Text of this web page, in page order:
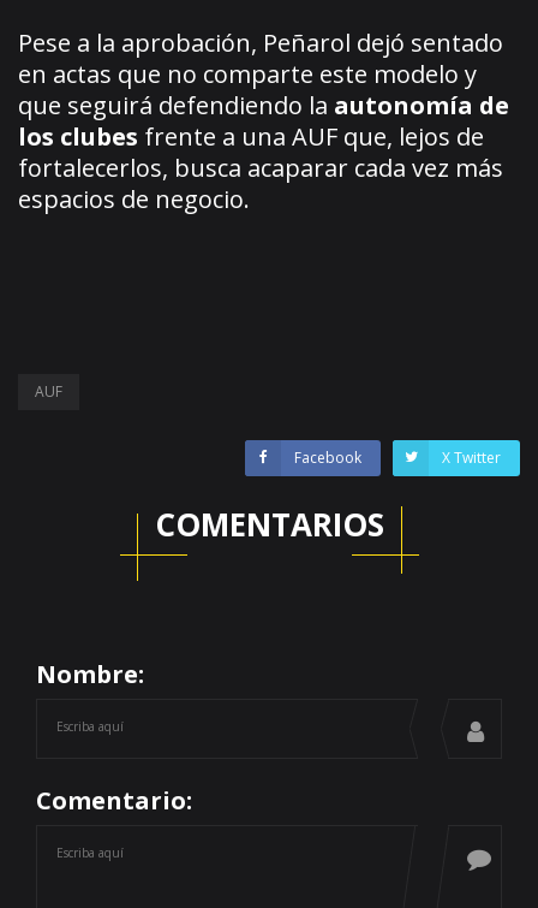
Pese a la aprobación, Peñarol dejó sentado
en actas que no comparte este modelo y
que seguirá defendiendo la autonomía de
los clubes frente a una AUF que, lejos de
fortalecerlos, busca acaparar cada vez más
espacios de negocio.
AUF
Facebook X Twitter
COMENTARIOS
Nombre:
Comentario: